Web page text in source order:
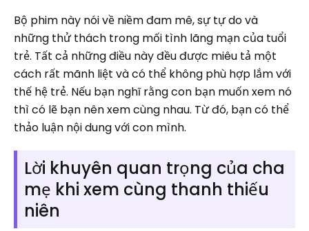
Bộ phim này nói về niềm đam mê, sự tự do và
những thử thách trong mối tình lãng mạn của tuổi
trẻ. Tất cả những điều này đều được miêu tả một
cách rất mãnh liệt và có thể không phù hợp lắm với
thế hệ trẻ. Nếu bạn nghĩ rằng con bạn muốn xem nó
thì có lẽ bạn nên xem cùng nhau. Từ đó, bạn có thể
thảo luận nội dung với con mình.
Lời khuyên quan trọng của cha
mẹ khi xem cùng thanh thiếu
niên